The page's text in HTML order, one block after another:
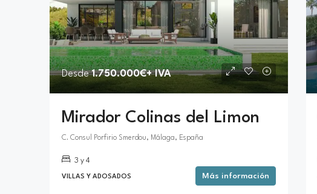
Desde1.750.000€+ IVA
C. Consul Porfirio Smerdou, Málaga, España
3 y 4
VILLAS Y ADOSADOS Más información